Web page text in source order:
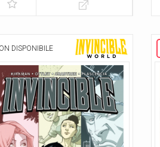
DISPONIBILE